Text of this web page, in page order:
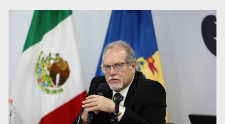
Asesinan a balazos a un hombre en calles de El Salto